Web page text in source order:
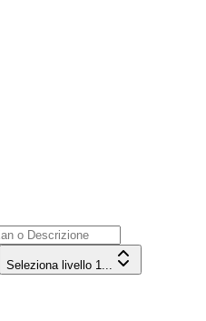
Seleziona livello 1...